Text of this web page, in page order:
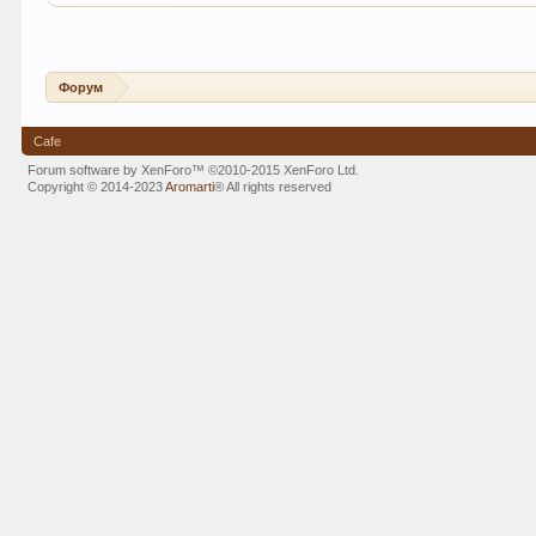
Форум
Cafe
Forum software by XenForo™©2010-2015 XenForo Ltd.
Copyright © 2014-2023Aromarti®All rights reserved